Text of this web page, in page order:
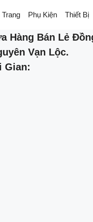
Phụ Kiện Thiết Bị
Gian: